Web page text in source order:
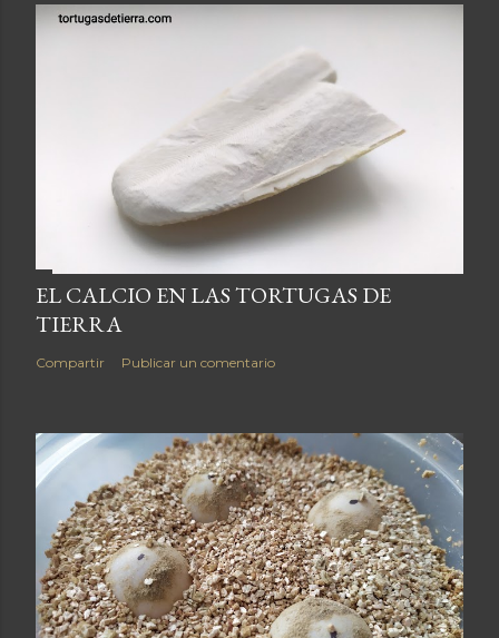
EL CALCIO EN LAS TORTUGAS DE
TIERRA
Compartir Publicar un comentario